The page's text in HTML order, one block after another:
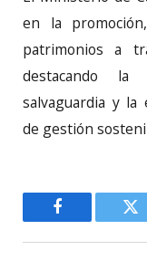
en la
patrimonios a
destacando la
salvaguardia y la
de gestión
Facebook